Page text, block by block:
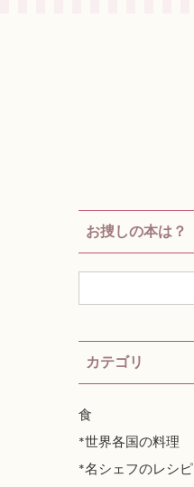
お捜しの本は？
カテゴリ
食
*世界各国の料理
*名シェフのレシピ